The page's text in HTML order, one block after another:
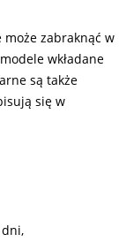
może zabraknąć w
wkładane
są także
się w